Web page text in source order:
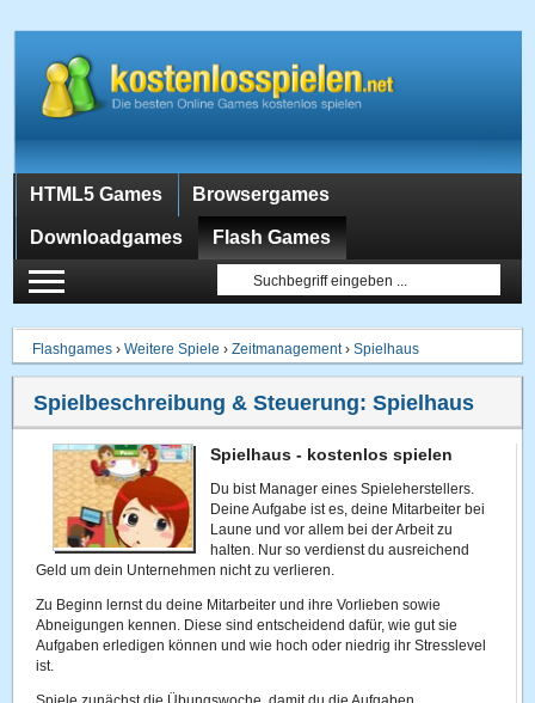
HTML5 Games Browsergames
Downloadgames Flash Games
Flashgames ›Weitere Spiele ›Zeitmanagement›Spielhaus
Spielbeschreibung & Steuerung:Spielhaus
Spielhaus - kostenlos spielen
Du bist Manager eines Spieleherstellers.
Deine Aufgabe ist es, deine Mitarbeiter bei
Laune und vor allem bei der Arbeit zu
halten. Nur so verdienst du ausreichend
Geld um dein Unternehmen nicht zu verlieren.
Zu Beginn lernst du deine Mitarbeiter und ihre Vorlieben sowie
Abneigungen kennen. Diese sind entscheidend dafür, wie gut sie
Aufgaben erledigen können und wie hoch oder niedrig ihr Stresslevel
ist.